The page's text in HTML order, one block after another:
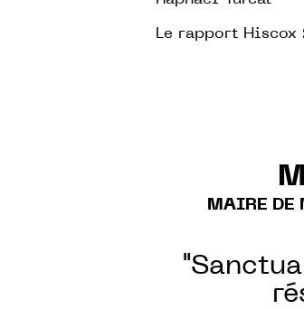
Le rapport Hiscox
MAIRE DE